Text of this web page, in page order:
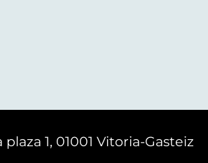
plaza 1, 01001 Vitoria-Gasteiz